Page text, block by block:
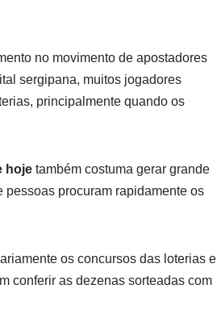
no movimento de apostadores
sergipana, muitos jogadores
principalmente quando os
hoje também costuma gerar grande
procuram rapidamente os
os concursos das loterias e
conferir as dezenas sorteadas com